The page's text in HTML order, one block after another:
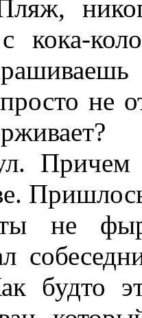
кока-
не
Причем
не
будто